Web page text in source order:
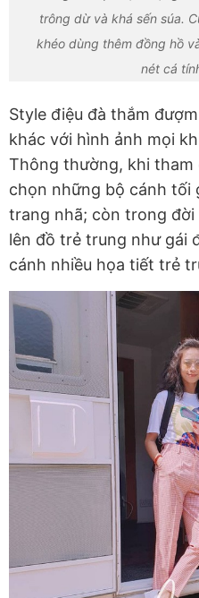
trông dừ và khá sến súa.
khéo dùng thêm đồng hồ
nét cá
Style điệu đà thắm
khác với hình ảnh mọi
Thông thường, khi
chọn những bộ cánh tối
trang nhã; còn trong đời
lên đồ trẻ trung như gái
cánh nhiều họa tiết trẻ